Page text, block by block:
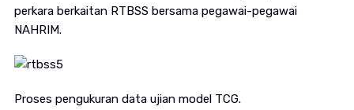
perkara berkaitan RTBSS bersama pegawai-pegawai
NAHRIM.
Proses pengukuran data ujian model TCG.